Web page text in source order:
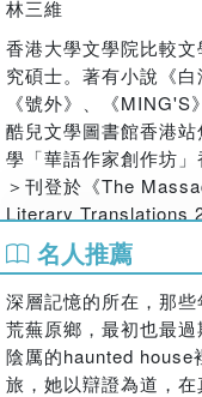
《無眠大宅》書寫土地
段返鄉的旅程，更是
白樵 謝曉虹 深刻推
韓麗珠 梁莉姿 盧
林三維
香港大學文學院比較
究碩士。著有小說《
《號外》、《
酷兒文學圖書館香港
學「華語作家創作坊
＞刊登於《The
Literary Translations
名人推薦
深層記憶的所在，那
荒蕪原鄉，最初也最
陰厲的haunted house
旅，她以辯證為道，